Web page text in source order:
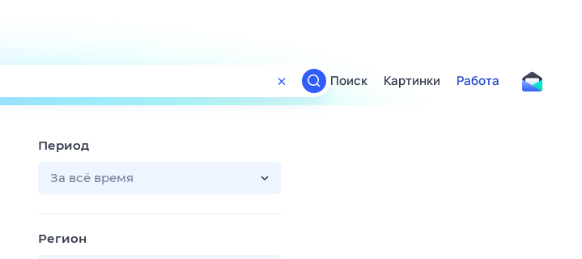
Поиск
ТВ-программа
Поиск Картинки Работа
Период
За всё время
Регион